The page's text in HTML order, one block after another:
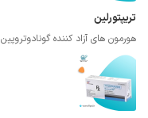
تریپتورلین
هورمون های آزاد کننده گونادوتروپین